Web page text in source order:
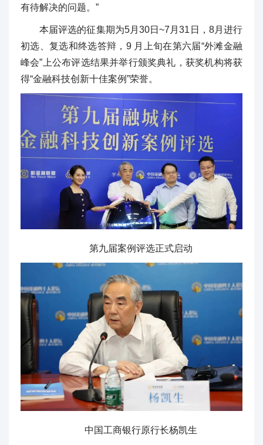
有待解决的问题。”
本届评选的征集期为5月30日~7月31日，8月进行
初选、复选和终选答辩，9 月上旬在第六届“外滩金融
峰会”上公布评选结果并举行颁奖典礼，获奖机构将获
得“金融科技创新十佳案例”荣誉。
第九届案例评选正式启动
中国工商银行原行长杨凯生